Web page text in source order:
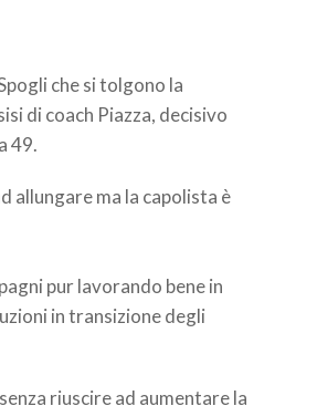
che si tolgono la
di coach Piazza, decisivo
49.
allungare ma la capolista è
pur lavorando bene in
in transizione degli
riuscire ad aumentare la